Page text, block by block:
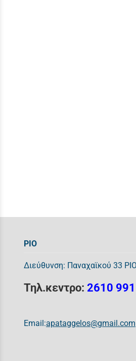
ΡΙΟ
Διεύθυνση: Παναχαϊκού 33 ΡΙΟ
Τηλ.κεντρο: 2610
Email:apataggelos@gmail.com